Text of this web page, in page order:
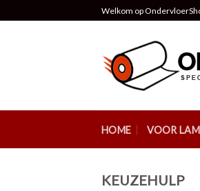
to
Welkom op
HOME VOOR
KEUZEHULP